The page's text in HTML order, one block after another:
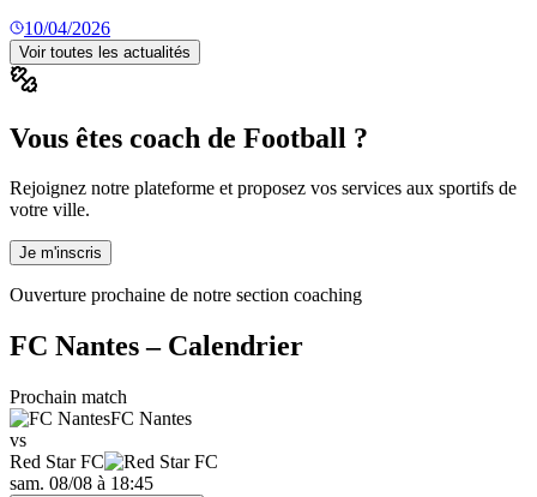
10/04/2026
Voir toutes les actualités
Vous êtes coach de Football ?
Rejoignez notre plateforme et proposez vos services aux sportifs de
votre ville.
Je m'inscris
Ouverture prochaine de notre section coaching
FC Nantes– Calendrier
Prochain match
FC Nantes
vs
Red Star FC
sam. 08/08 à 18:45